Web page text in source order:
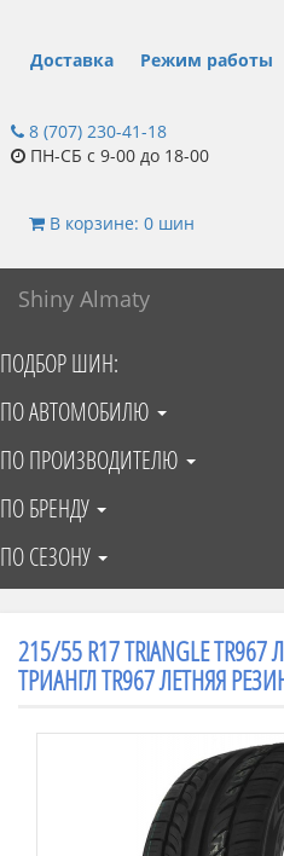
Доставка Режим работы
8 (707) 230-41-18
ПН-СБ с 9-00 до 18-00
В корзине: 0 шин
Shiny Almaty
ПОДБОР ШИН:
ПО АВТОМОБИЛЮ
ПО ПРОИЗВОДИТЕЛЮ
ПО БРЕНДУ
ПО СЕЗОНУ
215/55 R17 TRIANGLE
ТРИАНГЛ TR967 ЛЕТНЯЯ